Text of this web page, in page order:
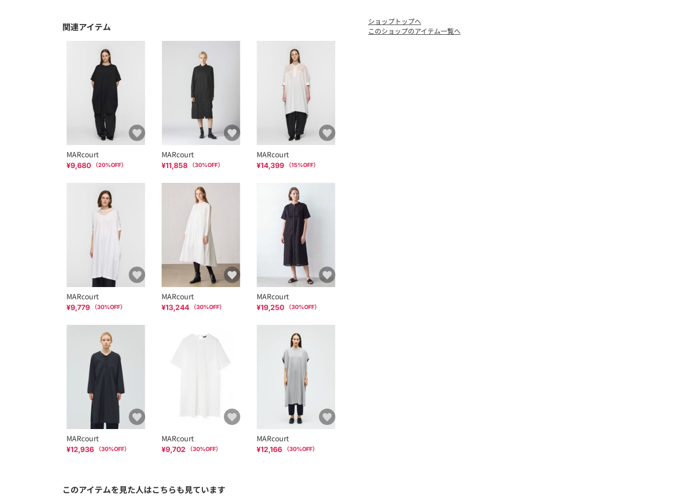
こちらの商品 は mizuiro ind / MARcourt にてお取り扱いしております。
店舗在庫等については直接店舗にお問い合わせください。
関連アイテム
MARcourt
¥9,680 （20%OFF）
MARcourt
¥11,858 （30%OFF）
MARcourt
¥14,399 （15%OFF）
MARcourt
¥9,779 （30%OFF）
MARcourt
¥13,244 （30%OFF）
MARcourt
¥19,250 （30%OFF）
MARcourt
¥12,936 （30%OFF）
MARcourt
¥9,702 （30%OFF）
MARcourt
¥12,166 （30%OFF）
ショップトップへ
このショップのアイテム一覧へ